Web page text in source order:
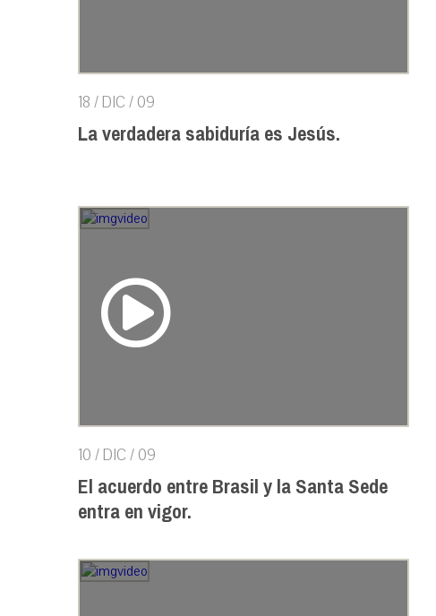
18 / DIC / 09
La verdadera sabiduría es Jesús.
10 / DIC / 09
El acuerdo entre Brasil y la Santa Sede
entra en vigor.